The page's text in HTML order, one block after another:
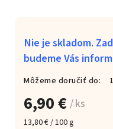
6,90 € / ks
13,80 € / 100 g
Nie je skladom.
budeme Vás
Môžeme doručiť do: